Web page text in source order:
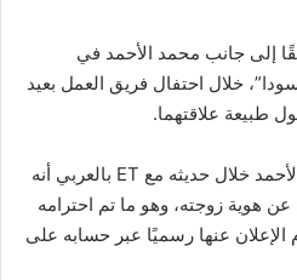
إلى جانب محمد الأحمد في
خلال احتفال فريق العمل بعيد
طبيعة علاقتهما.
وفي تلك الفترة، كشف محمد الأحمد خلال حديثه مع ET بالعربي أنه
هوية زوجته، وهو ما تم احترامه
الإعلان عنها رسميًا عبر حسابه على